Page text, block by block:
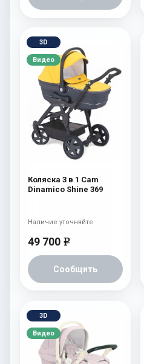
3D
Видео
Коляска 3 в 1 Cam
Dinamico Shine 369
49 700 e
Сообщить
Наличие уточняйте
3D
Видео